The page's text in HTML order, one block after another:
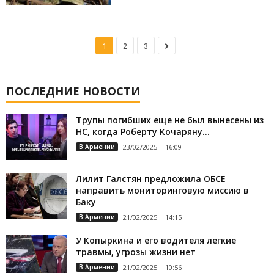
1 2 3
ПОСЛЕДНИЕ НОВОСТИ
Трупы погибших еще не был вынесены из
НС, когда Роберту Кочаряну...
В Армении 23/02/2025 | 16:09
Лилит Галстян предложила ОБСЕ
направить мониторинговую миссию в
Баку
В Армении 21/02/2025 | 14:15
У Копыркина и его водителя легкие
травмы, угрозы жизни нет
В Армении 21/02/2025 | 10:56